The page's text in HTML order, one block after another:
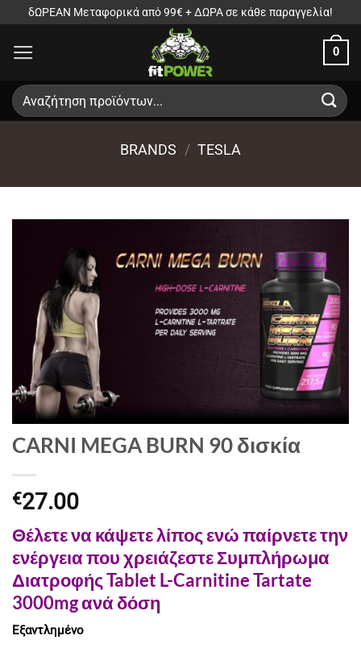
Μετάβαση
περιεχόμενο
δΩΡΕΑΝ Μεταφορικά από 99€ + ΔΩΡΑ σε κάθε παραγγελία!
0
Αναζήτηση
για:
BRANDS / TESLA
CARNI MEGA BURN 90 δισκία
€27.00
Θέλετε να κάψετε λίπος ενώ παίρνετε την
ενέργεια που χρειάζεστε Συμπλήρωμα
Διατροφής Tablet L-Carnitine Tartate
3000mg ανά δόση
Εξαντλημένο